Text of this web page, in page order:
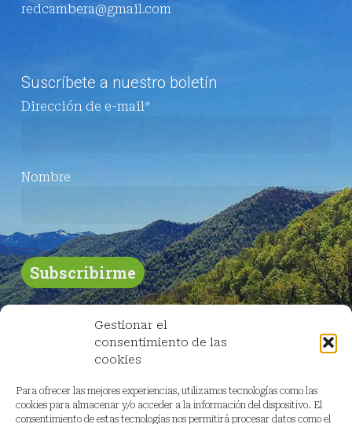
Gestionar el
consentimiento de las
cookies
Para ofrecer las mejores experiencias, utilizamos tecnologías como las
cookies para almacenar y/o acceder a la información del dispositivo. El
consentimiento de estas tecnologías nos permitirá procesar datos como el
redcambera@gmail.com
Suscríbete a nuestro boletín
Dirección de e-mail*
Nombre